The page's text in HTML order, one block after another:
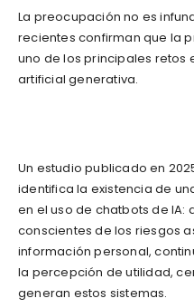
La preocupación no es
recientes confirman que la
uno de los principales retos
artificial generativa.
Un estudio publicado en
identifica la existencia de
en el uso de chatbots de IA:
conscientes de los riesgos
información personal,
la percepción de utilidad,
generan estos sistemas.